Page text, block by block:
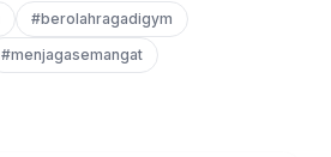
#berolahragadigym
#menjagasemangat